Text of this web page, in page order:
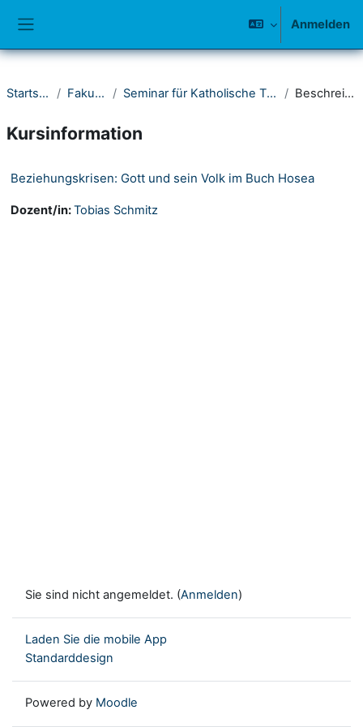
Anmelden
Startseite Fakultät I Seminar für Katholische Theologie Beschreibung
Kursinformation
Beziehungskrisen: Gott und sein Volk im Buch Hosea
Dozent/in:Tobias Schmitz
Sie sind nicht angemeldet. (Anmelden)
Laden Sie die mobile App
Standarddesign
Powered by Moodle